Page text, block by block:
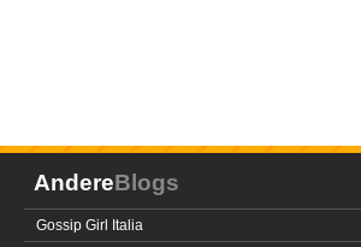
AndereBlogs
Gossip Girl Italia